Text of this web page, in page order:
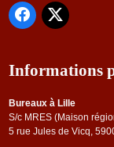
Informations
Bureaux à Lille
S/c MRES (Maison
5 rue Jules de Vicq,